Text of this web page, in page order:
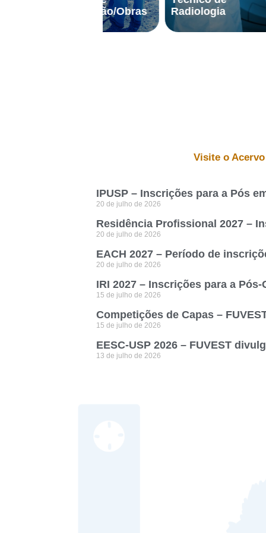
Radiologia
Visite o
IPUSP – Inscrições para a Pós
20 de julho de 2026
Residência Profissional 2027 –
20 de julho de 2026
EACH 2027 – Período de
20 de julho de 2026
IRI 2027 – Inscrições para a
15 de julho de 2026
Competições de Capas –
15 de julho de 2026
EESC-USP 2026 – FUVEST
13 de julho de 2026